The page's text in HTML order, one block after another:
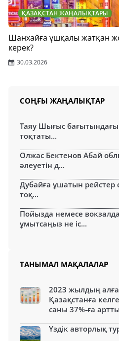
ҚАЗАҚСТАН ЖАҢАЛЫҚТАРЫ
Шанхайға ұшқалы жатқан
керек?
30.03.2026
СОҢҒЫ ЖАҢАЛЫҚТАР
Таяу Шығыс бағытындағы
тоқтаты...
Олжас Бектенов Абай
әлеуетін д...
Дубайға ұшатын рейстер
тоқ...
Пойызда немесе
ұмытсаңыз не іс...
ТАНЫМАЛ МАҚАЛАЛАР
2023 жылдың
Қазақстанға
саны 37%-ға артты
Үздік авторлық